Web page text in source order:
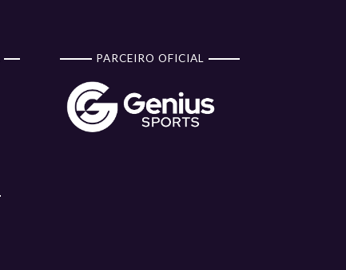
PARCEIRO OFICIAL